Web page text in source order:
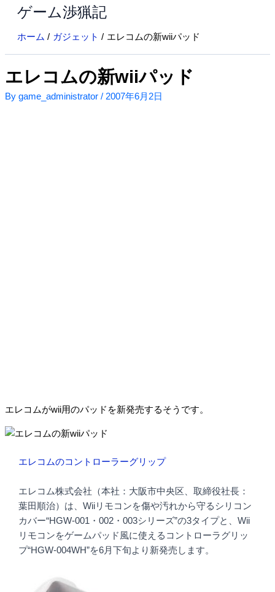
ス
キ
ッ
プ
ゲーム渉猟記
ホーム ガジェット エレコムの新wiiパッド
エレコムの新wiiパッド
By game_administrator / 2007年6月2日
エレコムがwii用のパッドを新発売するそうです。
エレコムのコントローラーグリップ
エレコム株式会社（本社：大阪市中央区、取締役社長：
葉田順治）は、Wiiリモコンを傷や汚れから守るシリコン
カバー“HGW-001・002・003シリーズ”の3タイプと、Wii
リモコンをゲームパッド風に使えるコントローラグリッ
プ“HGW-004WH”を6月下旬より新発売します。